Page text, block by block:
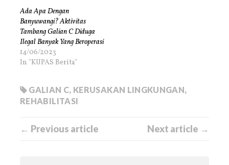
Ada Apa Dengan
Banyuwangi? Aktivitas
Tambang Galian C Diduga
Ilegal Banyak Yang Beroperasi
14/06/2023
In "KUPAS Berita"
GALIAN C, KERUSAKAN LINGKUNGAN,
REHABILITASI
← Previous article Next article →